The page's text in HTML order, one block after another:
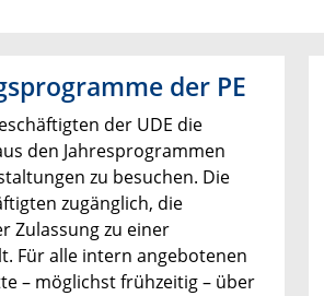
der PE
der UDE die
den Jahresprogrammen
zu besuchen. Die
zugänglich, die
Zulassung zu einer
Für alle intern angebotenen
– möglichst frühzeitig – über